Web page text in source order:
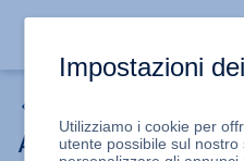
Aggiungere un
Impostazioni
Utilizziamo i cookie per
utente possibile sul nostro